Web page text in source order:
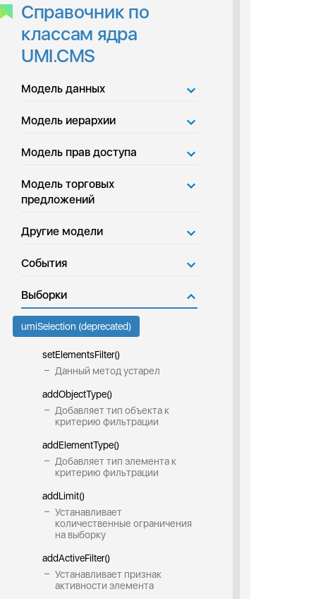
Справочник по
классам ядра
UMI.CMS
Модель данных
Модель иерархии
Модель прав доступа
Модель торговых
предложений
Другие модели
События
Выборки
umiSelection (deprecated)
setElementsFilter()
Данный метод устарел
addObjectType()
Добавляет тип объекта к
критерию фильтрации
addElementType()
Добавляет тип элемента к
критерию фильтрации
addLimit()
Устанавливает
количественные ограничения
на выборку
addActiveFilter()
Устанавливает признак
активности элемента